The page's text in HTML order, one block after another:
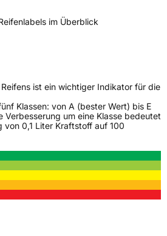
Changfeng Tire Co. LTD, YongAn
Guangrao County Dongying City
Province China,
YongAn Street Guangrao
im Überblick
ist ein wichtiger Indikator für die
Klassen: von A (bester Wert) bis E
Verbesserung um eine Klasse bedeutet
von 0,1 Liter Kraftstoff auf 100